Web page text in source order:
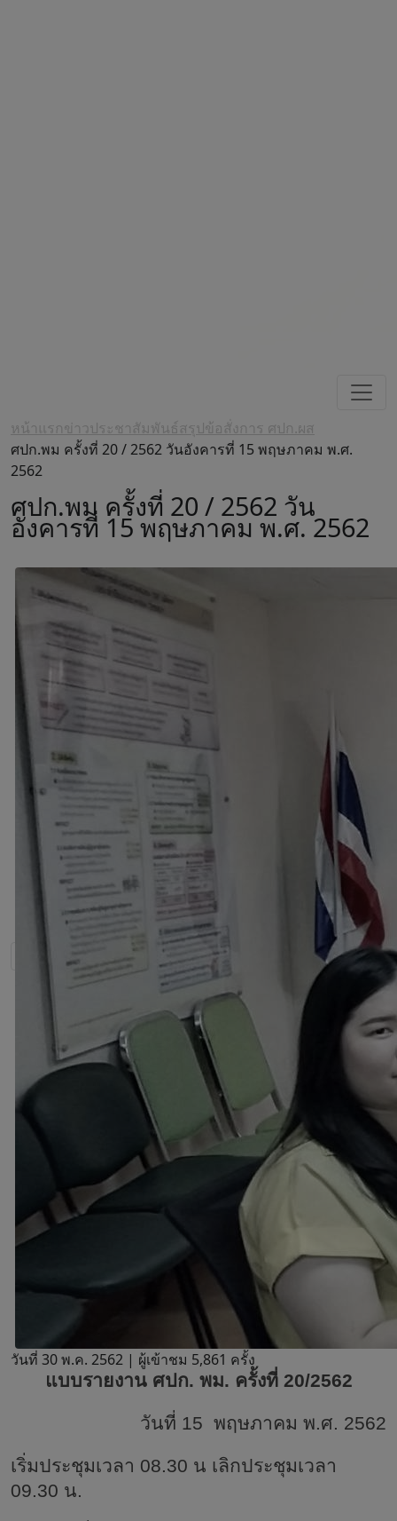
หน้าแรกข่าวประชาสัมพันธ์สรุปข้อสั่งการ ศปก.ผส
ศปก.พม ครั้งที่ 20 / 2562 วันอังคารที่ 15 พฤษภาคม พ.ศ.
2562
ศปก.พม ครั้งที่ 20 / 2562 วัน
อังคารที่ 15 พฤษภาคม พ.ศ. 2562
วันที่ 30 พ.ค. 2562 | ผู้เข้าชม 5,861 ครั้ง
แบบรายงาน ศปก. พม. ครั้งที่ 20/2562
วันที่ 15 พฤษภาคม พ.ศ. 2562
เริ่มประชุมเวลา 08.30 น เลิกประชุมเวลา
09.30 น.